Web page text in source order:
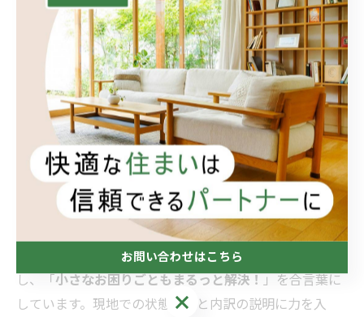
目標（直す/長持ち/とりあえず使えるように）を
一緒に確認
予算帯を伝え、優先順位を決めると「リフォー
ム 費用」が最適化
頼れる便利屋」は、生活を止めない段取りとコミュニ
ケーションが得意。必要なら「なんでもリフォーム」へ
広げ、段階的に住まいを整えます。
4. おうち工房たぐちの約束と価値
おうち工房たぐちは、暮らし目線の提案を大切に
し、「小さなお困りごともまるっと解決！」を合言葉に
しています。現地での状態共有と内訳の説明に力を入
お問い合わせはこちら
お問い合わせはこちら